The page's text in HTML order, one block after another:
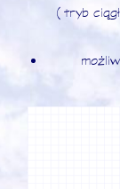
(tryb